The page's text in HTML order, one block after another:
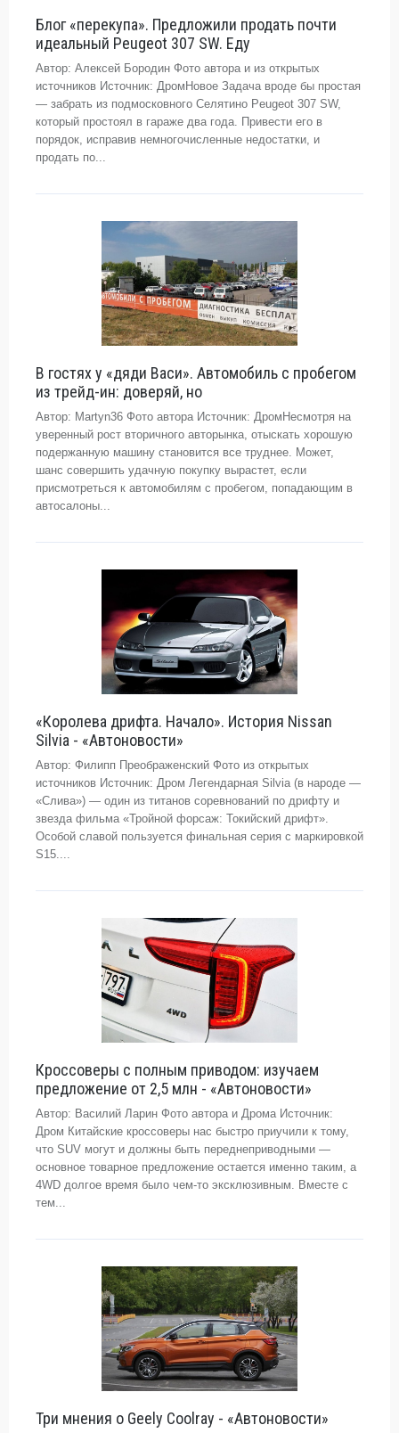
Блог «перекупа». Предложили продать почти
идеальный Peugeot 307 SW. Еду
Автор: Алексей Бородин Фото автора и из открытых
источников Источник: ДромНовое Задача вроде бы простая
— забрать из подмосковного Селятино Peugeot 307 SW,
который простоял в гараже два года. Привести его в
порядок, исправив немногочисленные недостатки, и
продать по...
В гостях у «дяди Васи». Автомобиль с пробегом
из трейд-ин: доверяй, но
Автор: Martyn36 Фото автора Источник: ДромНесмотря на
уверенный рост вторичного авторынка, отыскать хорошую
подержанную машину становится все труднее. Может,
шанс совершить удачную покупку вырастет, если
присмотреться к автомобилям с пробегом, попадающим в
автосалоны...
«Королева дрифта. Начало». История Nissan
Silvia - «Автоновости»
Автор: Филипп Преображенский Фото из открытых
источников Источник: Дром Легендарная Silvia (в народе —
«Слива») — один из титанов соревнований по дрифту и
звезда фильма «Тройной форсаж: Токийский дрифт».
Особой славой пользуется финальная серия с маркировкой
S15....
Кроссоверы с полным приводом: изучаем
предложение от 2,5 млн - «Автоновости»
Автор: Василий Ларин Фото автора и Дрома Источник:
Дром Китайские кроссоверы нас быстро приучили к тому,
что SUV могут и должны быть переднеприводными —
основное товарное предложение остается именно таким, а
4WD долгое время было чем-то эксклюзивным. Вместе с
тем...
Три мнения о Geely Coolray - «Автоновости»